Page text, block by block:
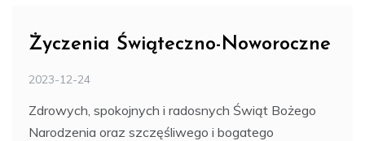
Życzenia Świąteczno-Noworoczne
2023-12-24
Zdrowych, spokojnych i radosnych Świąt Bożego
Narodzenia oraz szczęśliwego i bogatego